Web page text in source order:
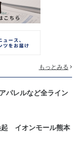
もっとみる
パレルなど全ライン
起 イオンモール熊本